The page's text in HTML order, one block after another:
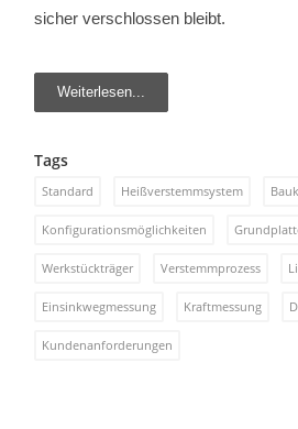
sicher verschlossen bleibt.
Weiterlesen...
Tags
Standard Heißverstemmsystem
Konfigurationsmöglichkeiten
Werkstückträger Verstemmprozess
Einsinkwegmessung Kraftmessung
Kundenanforderungen